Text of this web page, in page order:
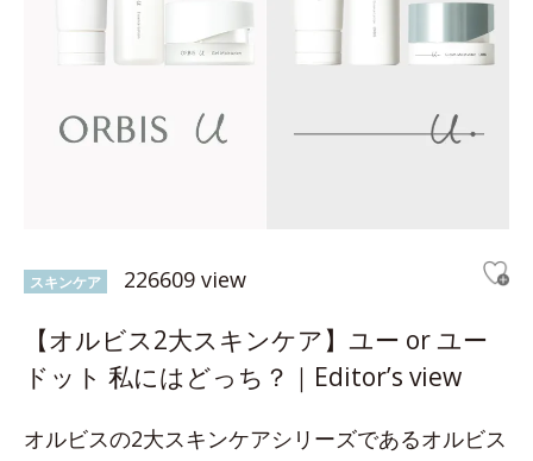
スキンケア 226609 view
【オルビス2大スキンケア】ユー or ユー
ドット 私にはどっち？｜Editor’s view
オルビスの2大スキンケアシリーズであるオルビス